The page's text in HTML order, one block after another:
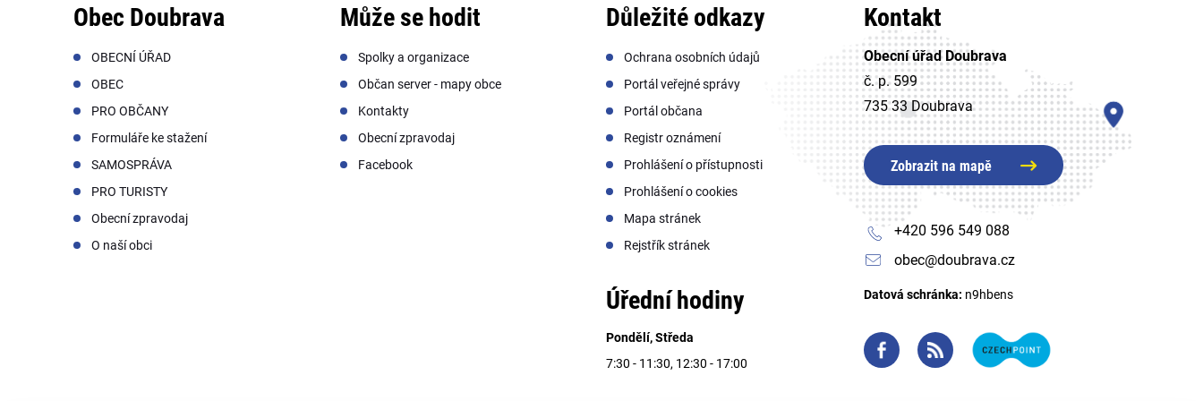
Obec Doubrava
OBECNÍ ÚŘAD
OBEC
PRO OBČANY
Formuláře ke stažení
SAMOSPRÁVA
PRO TURISTY
Obecní zpravodaj
O naší obci
Může se hodit
Spolky a organizace
Občan server - mapy obce
Kontakty
Obecní zpravodaj
Facebook
Důležité odkazy
Ochrana osobních údajů
Portál veřejné správy
Portál občana
Registr oznámení
Prohlášení o přístupnosti
Prohlášení o cookies
Mapa stránek
Rejstřík stránek
Úřední hodiny
Pondělí, Středa
7:30 - 11:30, 12:30 - 17:00
Kontakt
Obecní úřad Doubrava
č. p. 599
735 33 Doubrava
Zobrazit na mapě
+420 596 549 088
obec@doubrava.cz
Datová schránka: n9hbens